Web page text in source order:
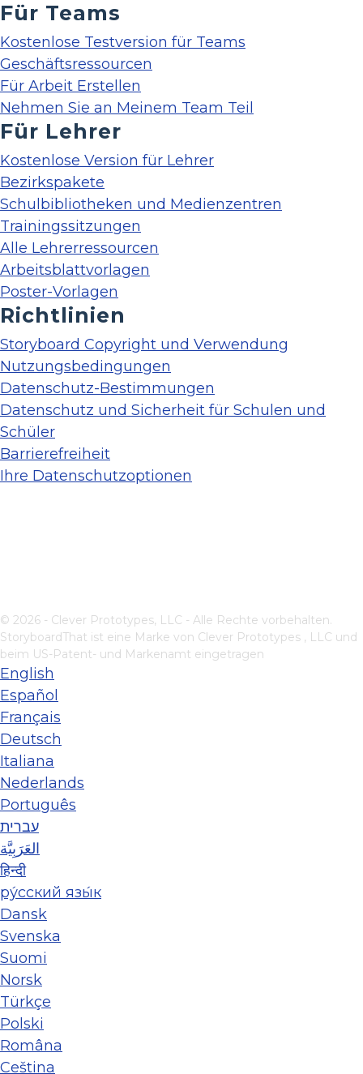
Für Teams
Kostenlose Testversion für Teams
Geschäftsressourcen
Für Arbeit Erstellen
Nehmen Sie an Meinem Team Teil
Für Lehrer
Kostenlose Version für Lehrer
Bezirkspakete
Schulbibliotheken und Medienzentren
Trainingssitzungen
Alle Lehrerressourcen
Arbeitsblattvorlagen
Poster-Vorlagen
Richtlinien
Storyboard Copyright und Verwendung
Nutzungsbedingungen
Datenschutz-Bestimmungen
Datenschutz und Sicherheit für Schulen und
Schüler
Barrierefreiheit
Ihre Datenschutzoptionen
© 2026 - Clever Prototypes, LLC - Alle Rechte vorbehalten.
StoryboardThat ist eine Marke von Clever Prototypes , LLC und
beim US-Patent- und Markenamt eingetragen
English
Español
Français
Deutsch
Italiana
Nederlands
Português
עברית
العَرَبِيَّة
हिन्दी
ру́сский язы́к
Dansk
Svenska
Suomi
Norsk
Türkçe
Polski
Româna
Ceština